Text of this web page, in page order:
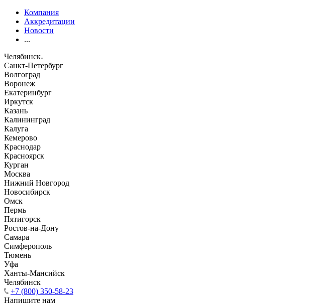
Компания
Аккредитации
Новости
...
Челябинск
Санкт-Петербург
Волгоград
Воронеж
Екатеринбург
Иркутск
Казань
Калининград
Калуга
Кемерово
Краснодар
Красноярск
Курган
Москва
Нижний Новгород
Новосибирск
Омск
Пермь
Пятигорск
Ростов-на-Дону
Самара
Симферополь
Тюмень
Уфа
Ханты-Мансийск
Челябинск
+7 (800) 350-58-23
Напишите нам